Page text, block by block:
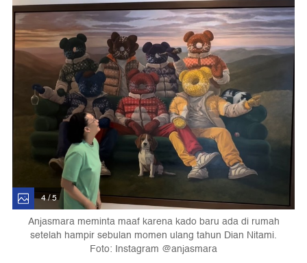
4 / 5
Anjasmara meminta maaf karena kado baru ada di rumah
setelah hampir sebulan momen ulang tahun Dian Nitami.
Foto: Instagram @anjasmara